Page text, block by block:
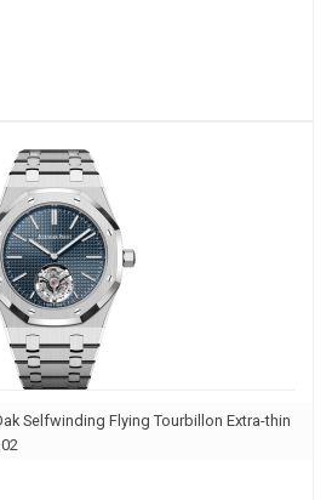
Selfwinding Flying Tourbillon Extra-thin